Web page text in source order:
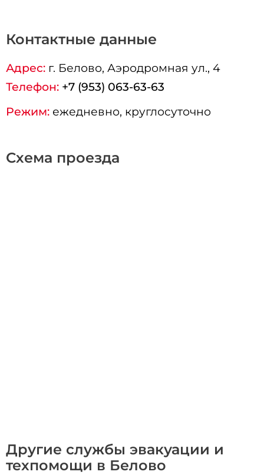
Схема проезда
Контактные данные
Адрес: г. Белово, Аэродромная ул., 4
Телефон: +7 (953) 063-63-63
Режим: ежедневно, круглосуточно
Другие службы эвакуации и
техпомощи в Белово